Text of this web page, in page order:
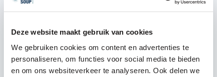
Deze website maakt gebruik van cookies
We gebruiken cookies om content en advertenties te
personaliseren, om functies voor social media te bieden
en om ons websiteverkeer te analyseren. Ook delen we